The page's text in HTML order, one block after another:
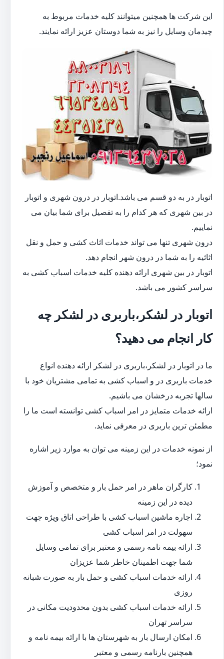
این شرکت ها همچنین میتوانند کلیه خدمات مربوط به
چیدمان وسایل را نیز به شما دوستان عزیز ارائه نمایند.
اتوبار در به دو قسم می باشد.اتوبار در درون شهری و اتوبار
در بین شهری که هر کدام را به تفصیل برای شما بیان می
نماییم.
درون شهری تنها می تواند خدمات اثاث کشی و حمل و نقل
اثاثیه را به شما در درون شهر انجام دهد.
اتوبار در بین شهری ارائه دهنده کلیه خدمات اسباب کشی به
سراسر کشور می باشد.
اتوبار در لشکر،باربری در لشکر چه
کار انجام می دهید؟
ما در اتوبار در لشکر،باربری در لشکر ارائه دهنده انواع
خدمات باربری در و اسباب کشی به تمامی مشتریان خود با
سالها تجربه درخشان می باشیم.
ارائه خدمات متمایز در امر اسباب کشی توانسته است ما را
مطمئن ترین باربری در معرفی نماید.
از نمونه خدمات در این زمینه می توان به موارد زیر اشاره
نمود؛
کارگران ماهر در امر حمل بار و متخصص و آموزش
دیده در این زمینه
اجاره ماشین اسباب کشی با طراحی اتاق ویژه جهت
سهولت در امر اسباب کشی
ارائه بیمه نامه رسمی و معتبر برای تمامی وسایل
شما جهت اطمینان خاطر شما عزیزان
ارائه خدمات اسباب کشی و حمل بار به صورت شبانه
روزی
ارائه خدمات اسباب کشی بدون محدودیت مکانی در
سراسر تهران
امکان ارسال بار به شهرستان ها با ارائه بیمه نامه و
همچنین بارنامه رسمی و معتبر